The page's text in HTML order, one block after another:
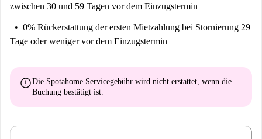
zwischen 30 und 59 Tagen vor dem Einzugstermin
0% Rückerstattung der ersten Mietzahlung bei Stornierung 29
Tage oder weniger vor dem Einzugstermin
errorDie Spotahome Servicegebühr wird nicht erstattet , wenn die
Buchung bestätigt ist.